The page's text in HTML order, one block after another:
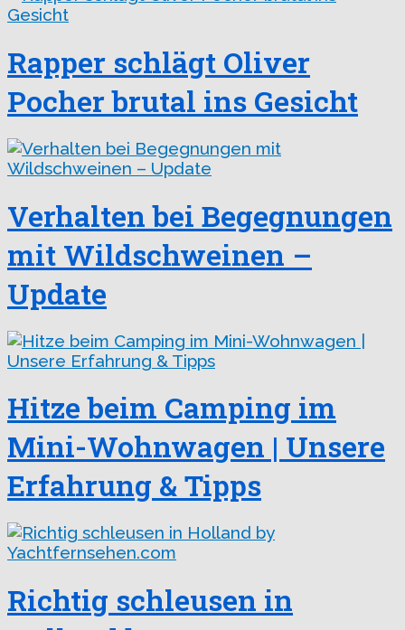
Rapper schlägt Oliver
Pocher brutal ins Gesicht
Verhalten bei Begegnungen
mit Wildschweinen –
Update
Hitze beim Camping im
Mini-Wohnwagen | Unsere
Erfahrung & Tipps
Richtig schleusen in